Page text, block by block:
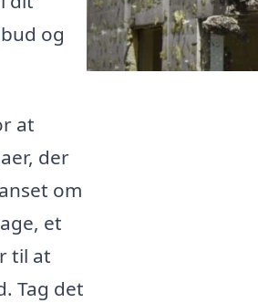
og
at
der
om
et
til at
Tag det